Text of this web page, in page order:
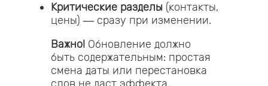
Критические разделы(контакты,
цены) — сразу при изменении.
Важно!Обновление должно
быть содержательным: простая
смена даты или перестановка